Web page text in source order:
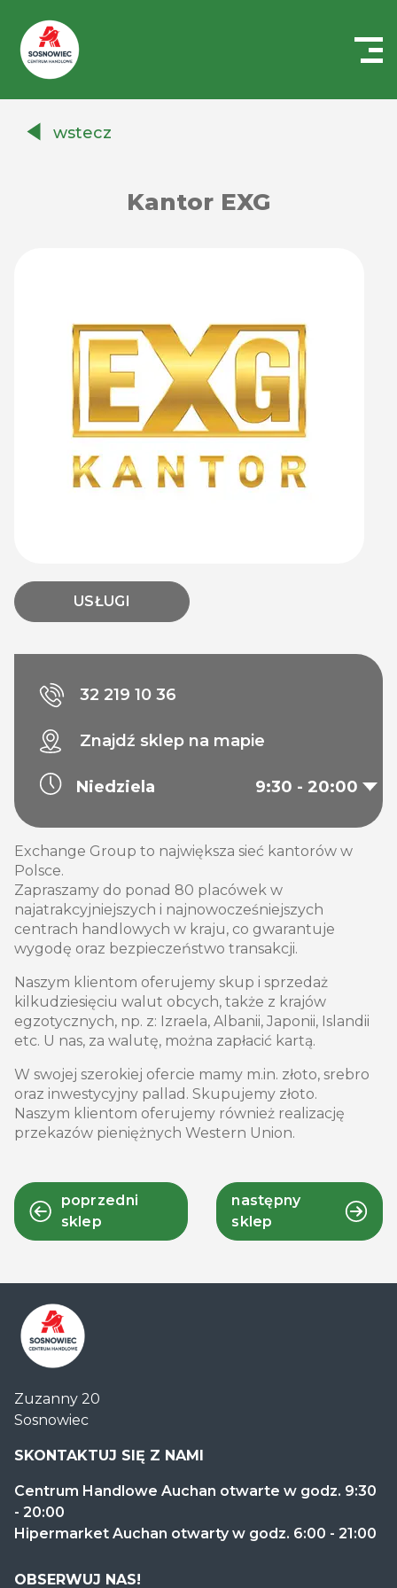
Auchanwstecz
Kantor EXG
USŁUGI
32 219 10 36
Znajdź sklep na mapie
Niedziela 9:30 - 20:00
Exchange Group to największa sieć kantorów w
Polsce.
Zapraszamy do ponad 80 placówek w
najatrakcyjniejszych i najnowocześniejszych
centrach handlowych w kraju, co gwarantuje
wygodę oraz bezpieczeństwo transakcji.
Naszym klientom oferujemy skup i sprzedaż
kilkudziesięciu walut obcych, także z krajów
egzotycznych, np. z: Izraela, Albanii, Japonii, Islandii
etc. U nas, za walutę, można zapłacić kartą.
W swojej szerokiej ofercie mamy m.in. złoto, srebro
oraz inwestycyjny pallad. Skupujemy złoto.
Naszym klientom oferujemy również realizację
przekazów pieniężnych Western Union.
poprzedni
sklep
następny
sklep
Handlowe
Auchan
Sosnowiec
Zuzanny 20
Sosnowiec
SKONTAKTUJ SIĘ Z NAMI
Centrum Handlowe Auchan otwarte w godz. 9:30
- 20:00
Hipermarket Auchan otwarty w godz. 6:00 - 21:00
OBSERWUJ NAS!